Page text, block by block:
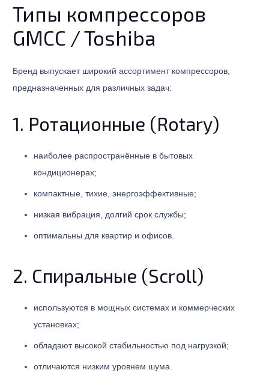
Типы компрессоров
GMCC / Toshiba
Бренд выпускает широкий ассортимент компрессоров,
предназначенных для различных задач:
1. Ротационные (Rotary)
наиболее распространённые в бытовых
кондиционерах;
компактные, тихие, энергоэффективные;
низкая вибрация, долгий срок службы;
оптимальны для квартир и офисов.
2. Спиральные (Scroll)
используются в мощных системах и коммерческих
установках;
обладают высокой стабильностью под нагрузкой;
отличаются низким уровнем шума.